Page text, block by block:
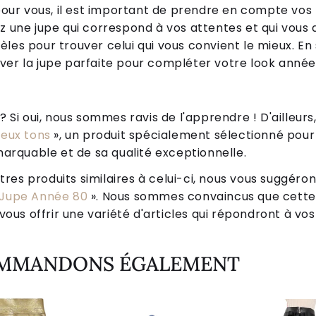
vous, il est important de prendre en compte
jupe qui correspond à vos attentes et qui vous
pour trouver celui qui vous convient le mieux.
la jupe parfaite pour compléter votre look
oui, nous sommes ravis de l'apprendre !
tons », un produit spécialement sélectionné
et de sa qualité exceptionnelle.
produits similaires à celui-ci, nous vous
Année 80 ». Nous sommes convaincus que
offrir une variété d'articles qui répondront à
ÉGALEMENT